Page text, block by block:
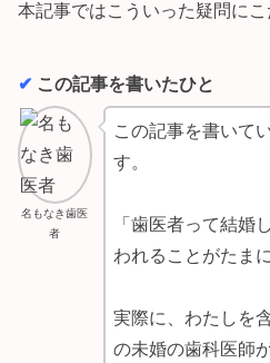
本記事ではこういった疑問にこ
✔︎ この記事を書いたひと
名もなき歯医
者
この記事を書いて
す。
「歯医者って結婚
われることがたま
実際に、わたしを
の未婚の歯科医師